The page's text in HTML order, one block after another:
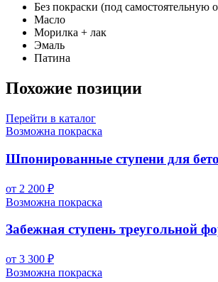
Без покраски (под самостоятельную
Масло
Морилка + лак
Эмаль
Патина
Похожие позиции
Перейти в каталог
Возможна покраска
Шпонированные ступени для
от 2 200 ₽
Возможна покраска
Забежная ступень треугольной
от 3 300 ₽
Возможна покраска